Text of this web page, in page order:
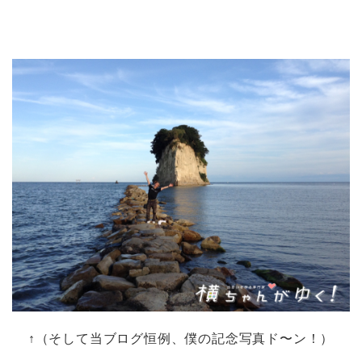
↑（そして当ブログ恒例、僕の記念写真ド〜ン！）